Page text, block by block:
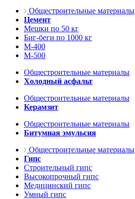
Общестроительные материалы
Цемент
Мешки по 50 кг
Биг-беги по 1000 кг
М-400
М-500
Общестроительные материалы
Холодный асфальт
Общестроительные материалы
Керамзит
Общестроительные материалы
Битумная эмульсия
Общестроительные материалы
Гипс
Строительный гипс
Высокопрочный гипс
Медицинский гипс
Умный гипс